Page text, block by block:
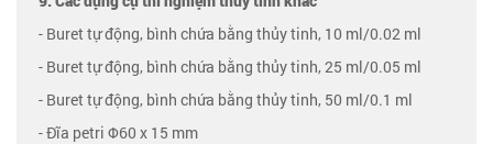
- Buret tự động, bình chứa bằng thủy tinh, 10 ml/0.02 ml
- Buret tự động, bình chứa bằng thủy tinh, 25 ml/0.05 ml
- Buret tự động, bình chứa bằng thủy tinh, 50 ml/0.1 ml
- Đĩa petri Φ60 x 15 mm